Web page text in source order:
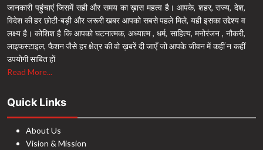
जानकारी पहुंचाएं जिसमें सही और समय का ख़ास महत्व है। आपके, शहर, राज्य, देश,
विदेश की हर छोटी-बड़ी और जरूरी खबर आपको सबसे पहले मिले, यही इसका उद्देश्य व
लक्ष्य है। कोशिश है कि आपको घटनात्मक, अध्यात्म , धर्म, साहित्य, मनोरंजन , नौकरी,
लाइफस्टाइल, फैशन जैसे हर क्षेत्र की वो ख़बरें दी जाएँ जो आपके जीवन में कहीं न कहीं
उपयोगी साबित हों
Read More...
Quick Links
About Us
Vision & Mission